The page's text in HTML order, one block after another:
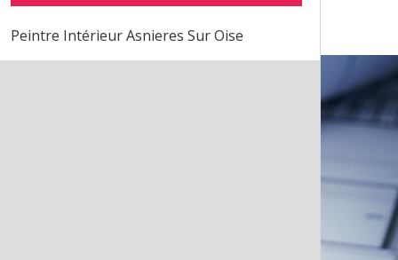
Peintre Intérieur Asnieres Sur Oise